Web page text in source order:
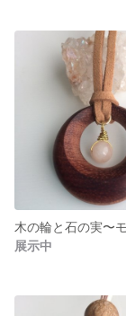
展示中